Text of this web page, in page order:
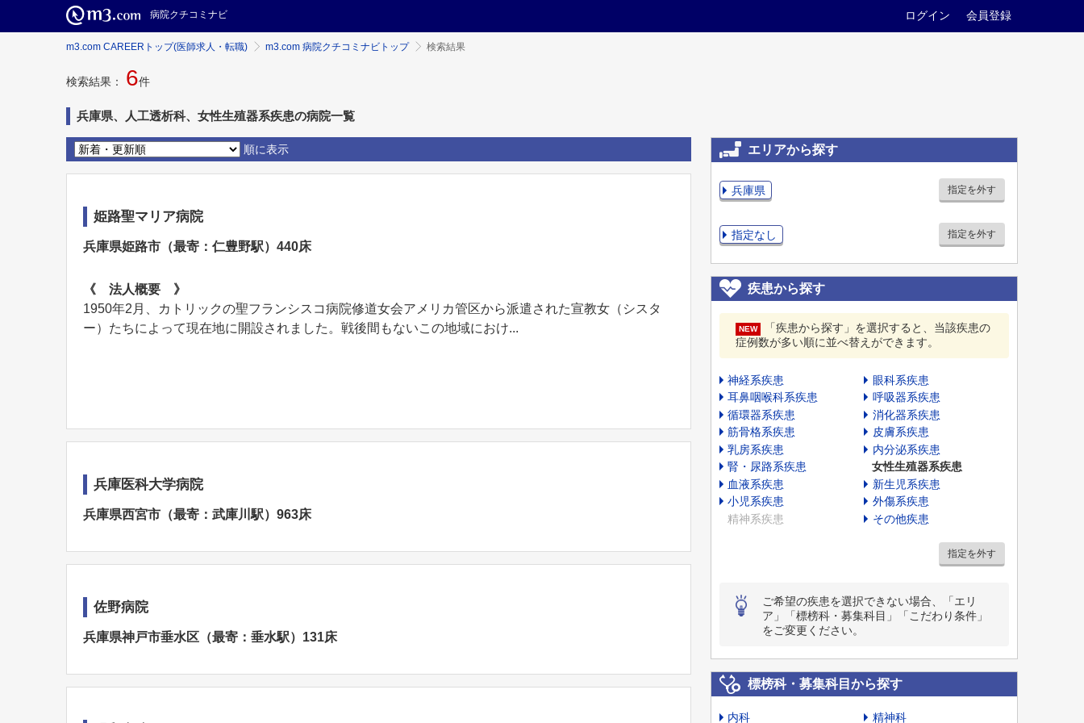
病院クチコミナビ ログイン 会員登録
m3.com CAREERトップ(医師求人・転職) m3.com 病院クチコミナビトップ 検索結果
検索結果： 6件
兵庫県、人工透析科、女性生殖器系疾患の病院一覧
順に表示
姫路聖マリア病院
兵庫県姫路市（最寄：仁豊野駅）440床
《 法人概要 》
1950年2月、カトリックの聖フランシスコ病院修道女会アメリカ管区から派遣された宣教女（シスタ
ー）たちによって現在地に開設されました。戦後間もないこの地域におけ...
兵庫医科大学病院
兵庫県西宮市（最寄：武庫川駅）963床
佐野病院
兵庫県神戸市垂水区（最寄：垂水駅）131床
エリアから探す
兵庫県 指定を外す
指定なし 指定を外す
疾患から探す
NEW
「疾患から探す」を選択すると、当該疾患の
症例数が多い順に並べ替えができます。
神経系疾患
眼科系疾患
耳鼻咽喉科系疾患
呼吸器系疾患
循環器系疾患
消化器系疾患
筋骨格系疾患
皮膚系疾患
乳房系疾患
内分泌系疾患
腎・尿路系疾患
女性生殖器系疾患
血液系疾患
新生児系疾患
小児系疾患
外傷系疾患
精神系疾患
その他疾患
指定を外す
ご希望の疾患を選択できない場合、「エリ
ア」「標榜科・募集科目」「こだわり条件」
をご変更ください。
標榜科・募集科目から探す
内科 精神科